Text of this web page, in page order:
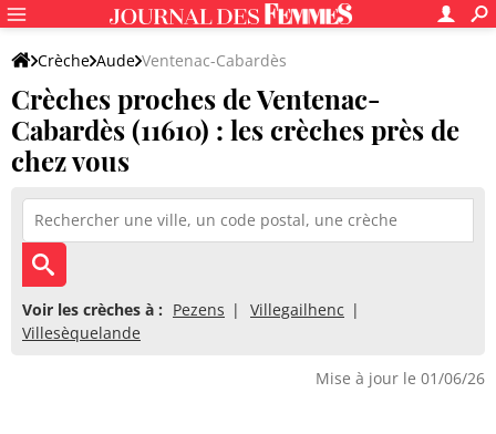
Crèche Aude Ventenac-Cabardès
Crèches proches de Ventenac-
Cabardès (11610) : les crèches près de
chez vous
Voir les crèches à : Pezens
Villegailhenc
Villesèquelande
Mise à jour le 01/06/26